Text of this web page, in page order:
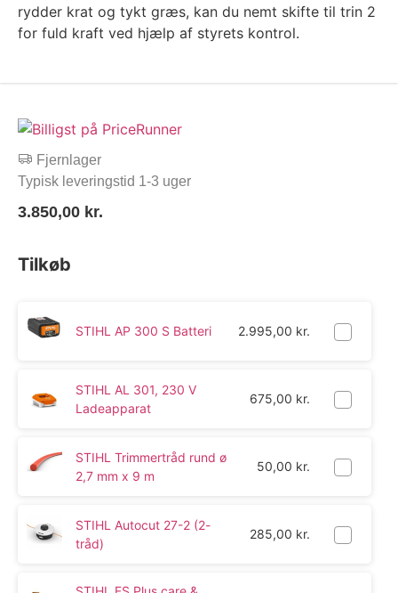
rydder krat og tykt græs, kan du nemt skifte til trin 2
for fuld kraft ved hjælp af styrets kontrol.
Fjernlager
Typisk leveringstid 1-3 uger
3.850,00 kr.
Tilkøb
STIHL AP 300 S Batteri 2.995,00 kr.
STIHL AL 301, 230 V
Ladeapparat
675,00 kr.
STIHL Trimmertråd rund ø
2,7 mm x 9 m
50,00 kr.
STIHL Autocut 27-2 (2-
tråd)
285,00 kr.